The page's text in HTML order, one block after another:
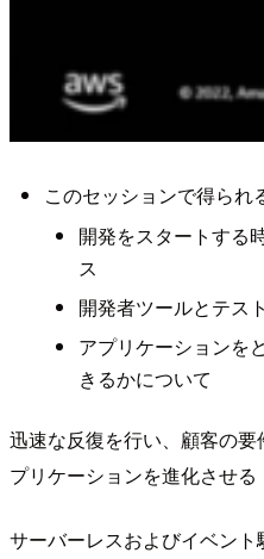
このセッションで得られ
開発をスタートする
ス
開発者ツールとテス
アプリケーションを
きるかについて
迅速な反復を行い、顧客の
プリケーションを進化させる
サーバーレスおよびイベン